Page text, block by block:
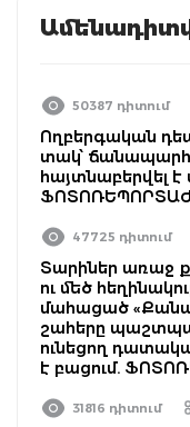
50387 դիտում
Ողբերգական
տակ՝
հայտնաբերվել
47725 դիտում
Տարիներ առաջ
ու մեծ
մահացած
շահերը
ունեցող
է բացում.
31816 դիտում